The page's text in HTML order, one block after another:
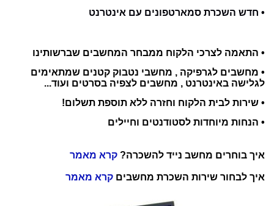
• חדש השכרת סמארטפונים עם אינטרנט
• התאמה לצרכי הלקוח ממבחר המחשבים שברשותינו
• מחשבים לגרפיקה , מחשבי נטבוק קטנים שמתאימים
לגלישה באינטרנט , מחשבים לצפיה בסרטים ועוד...
• שירות לבית הלקוח וחזרה ללא תוספת תשלום!
• הנחות מיוחדות לסטודנטים וחיילים
איך בוחרים מחשב נייד להשכרה? קרא מאמר
איך לבחור שירות השכרת מחשבים קרא מאמר